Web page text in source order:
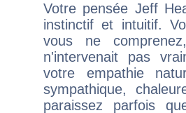
Votre pensée Jeff
instinctif et intuitif.
vous ne
n'intervenait pas
votre empathie
sympathique,
paraissez parfois